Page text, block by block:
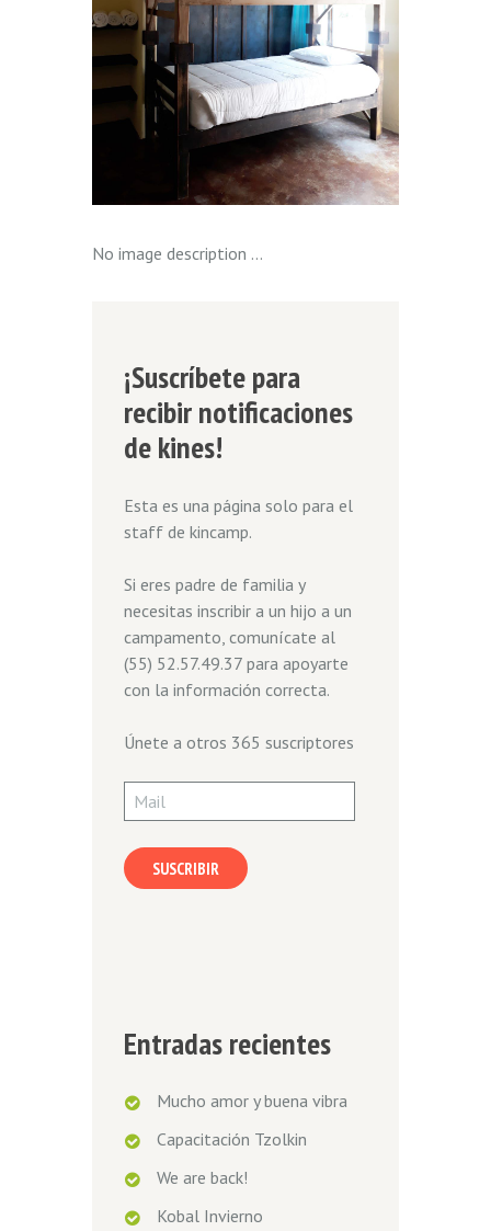
No image description ...
¡Suscríbete para
recibir notificaciones
de kines!
Esta es una página solo para el
staff de kincamp.
Si eres padre de familia y
necesitas inscribir a un hijo a un
campamento, comunícate al
(55) 52.57.49.37 para apoyarte
con la información correcta.
Únete a otros 365 suscriptores
Mail
SUSCRIBIR
Entradas recientes
Mucho amor y buena vibra
Capacitación Tzolkin
We are back!
Kobal Invierno